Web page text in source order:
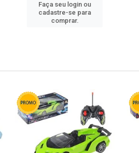
Faça seu login ou
cadastre-se para
comprar.